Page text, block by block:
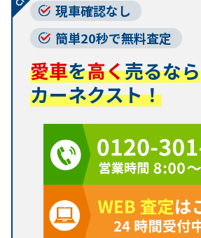
現車確認なし
簡単20秒で無料査定
愛車を高く売るなら
カーネクスト！